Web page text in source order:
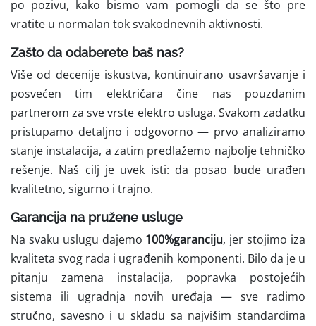
po pozivu, kako bismo vam pomogli da se što pre
vratite u normalan tok svakodnevnih aktivnosti.
Zašto da odaberete baš nas?
Više od decenije iskustva, kontinuirano usavršavanje i
posvećen tim električara čine nas pouzdanim
partnerom za sve vrste elektro usluga. Svakom zadatku
pristupamo detaljno i odgovorno — prvo analiziramo
stanje instalacija, a zatim predlažemo najbolje tehničko
rešenje. Naš cilj je uvek isti: da posao bude urađen
kvalitetno, sigurno i trajno.
Garancija na pružene usluge
Na svaku uslugu dajemo 100%garanciju, jer stojimo iza
kvaliteta svog rada i ugrađenih komponenti. Bilo da je u
pitanju zamena instalacija, popravka postojećih
sistema ili ugradnja novih uređaja — sve radimo
stručno, savesno i u skladu sa najvišim standardima